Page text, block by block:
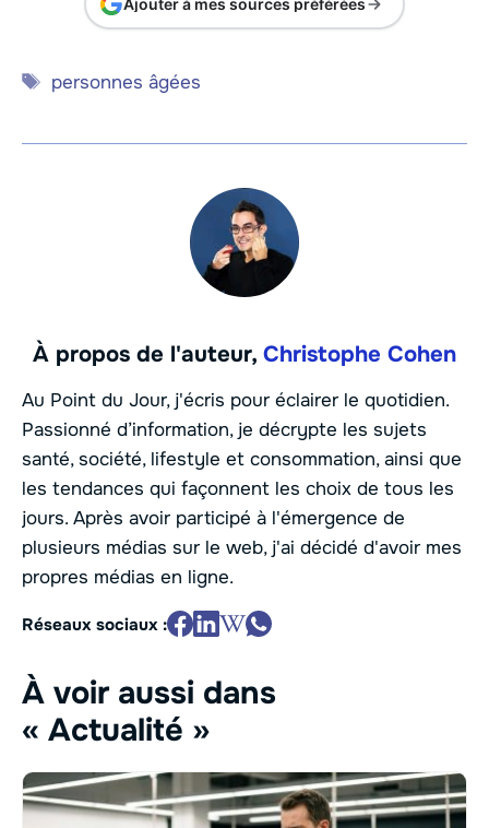
Étiquettes
personnes âgées
À propos de l'auteur, Christophe Cohen
Au Point du Jour, j'écris pour éclairer le quotidien.
Passionné d’information, je décrypte les sujets
santé, société, lifestyle et consommation, ainsi que
les tendances qui façonnent les choix de tous les
jours. Après avoir participé à l'émergence de
plusieurs médias sur le web, j'ai décidé d'avoir mes
propres médias en ligne.
Réseaux sociaux :
À voir aussi dans
« Actualité »